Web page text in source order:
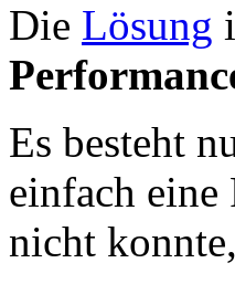
Die Lösung
Es besteht
einfach eine
nicht